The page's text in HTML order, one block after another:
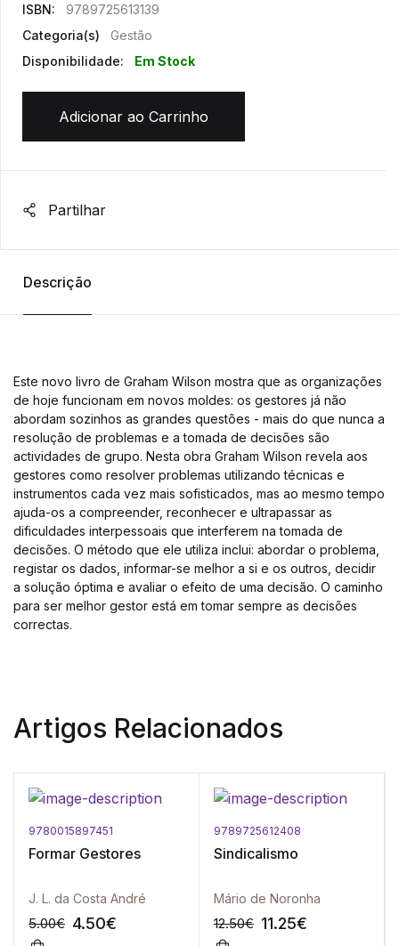
ISBN:
9789725613139
Categoria(s)
Gestão
Disponibilidade:
Em Stock
Adicionar ao Carrinho
Partilhar
Descrição
Este novo livro de Graham Wilson mostra que as organizações
de hoje funcionam em novos moldes: os gestores já não
abordam sozinhos as grandes questões - mais do que nunca a
resolução de problemas e a tomada de decisões são
actividades de grupo. Nesta obra Graham Wilson revela aos
gestores como resolver problemas utilizando técnicas e
instrumentos cada vez mais sofisticados, mas ao mesmo tempo
ajuda-os a compreender, reconhecer e ultrapassar as
dificuldades interpessoais que interferem na tomada de
decisões. O método que ele utiliza inclui: abordar o problema,
registar os dados, informar-se melhor a si e os outros, decidir
a solução óptima e avaliar o efeito de uma decisão. O caminho
para ser melhor gestor está em tomar sempre as decisões
correctas.
Artigos Relacionados
9780015897451
Formar Gestores
J. L. da Costa André
5.00€ 4.50€
9789725612408
Sindicalismo
Mário de Noronha
12.50€ 11.25€